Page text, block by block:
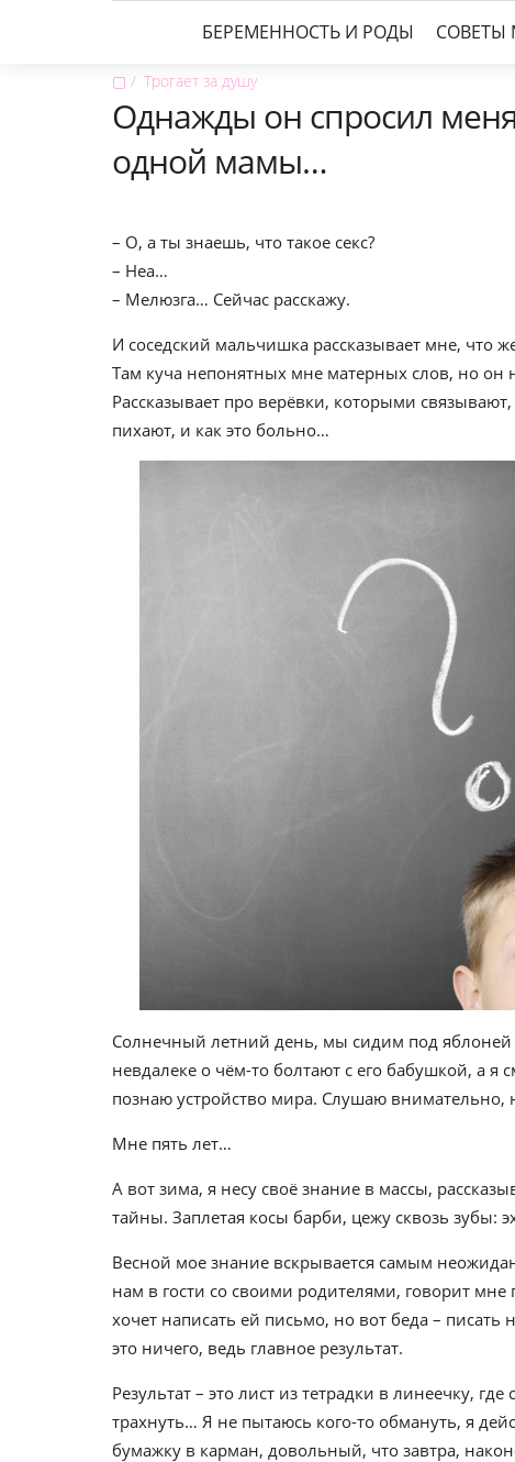
БЕРЕМЕННОСТЬ И РОДЫ
▢ Трогает за душу
Однажды он спросил
одной мамы…
– О, а ты знаешь, что такое секс?
– Неа…
– Мелюзга… Сейчас расскажу.
И соседский мальчишка рассказывает мне, что
Там куча непонятных мне матерных слов, но он
Рассказывает про верёвки, которыми
пихают, и как это больно…
Солнечный летний день, мы сидим под
невдалеке о чём-то болтают с его бабушкой, а
познаю устройство мира. Слушаю
Мне пять лет…
А вот зима, я несу своё знание в массы,
тайны. Заплетая косы барби, цежу сквозь зубы:
Весной мое знание вскрывается самым
нам в гости со своими родителями, говорит мне
хочет написать ей письмо, но вот беда –
это ничего, ведь главное результат.
Результат – это лист из тетрадки в линеечку,
трахнуть… Я не пытаюсь кого-то обмануть, я
бумажку в карман, довольный, что завтра,